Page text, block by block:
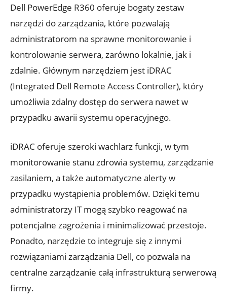
Dell PowerEdge R360 oferuje bogaty zestaw
narzędzi do zarządzania, które pozwalają
administratorom na sprawne monitorowanie i
kontrolowanie serwera, zarówno lokalnie, jak i
zdalnie. Głównym narzędziem jest iDRAC
(Integrated Dell Remote Access Controller), który
umożliwia zdalny dostęp do serwera nawet w
przypadku awarii systemu operacyjnego.
iDRAC oferuje szeroki wachlarz funkcji, w tym
monitorowanie stanu zdrowia systemu, zarządzanie
zasilaniem, a także automatyczne alerty w
przypadku wystąpienia problemów. Dzięki temu
administratorzy IT mogą szybko reagować na
potencjalne zagrożenia i minimalizować przestoje.
Ponadto, narzędzie to integruje się z innymi
rozwiązaniami zarządzania Dell, co pozwala na
centralne zarządzanie całą infrastrukturą serwerową
firmy.